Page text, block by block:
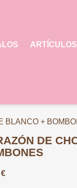
BLANCO +
DE